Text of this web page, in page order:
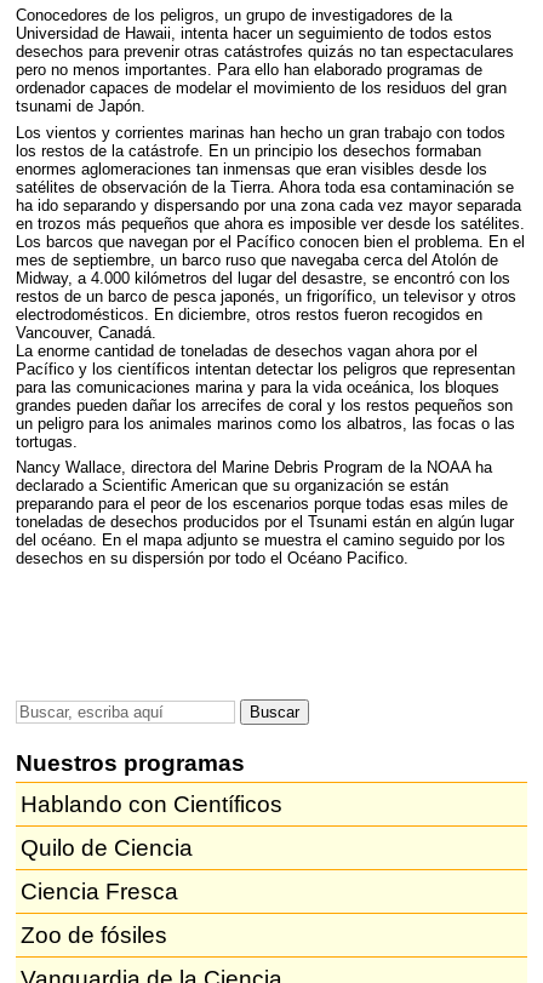
Conocedores de los peligros, un grupo de investigadores de la
Universidad de Hawaii, intenta hacer un seguimiento de todos estos
desechos para prevenir otras catástrofes quizás no tan espectaculares
pero no menos importantes. Para ello han elaborado programas de
ordenador capaces de modelar el movimiento de los residuos del gran
tsunami de Japón.
Los vientos y corrientes marinas han hecho un gran trabajo con todos
los restos de la catástrofe. En un principio los desechos formaban
enormes aglomeraciones tan inmensas que eran visibles desde los
satélites de observación de la Tierra. Ahora toda esa contaminación se
ha ido separando y dispersando por una zona cada vez mayor separada
en trozos más pequeños que ahora es imposible ver desde los satélites.
Los barcos que navegan por el Pacífico conocen bien el problema. En el
mes de septiembre, un barco ruso que navegaba cerca del Atolón de
Midway, a 4.000 kilómetros del lugar del desastre, se encontró con los
restos de un barco de pesca japonés, un frigorífico, un televisor y otros
electrodomésticos. En diciembre, otros restos fueron recogidos en
Vancouver, Canadá.
La enorme cantidad de toneladas de desechos vagan ahora por el
Pacífico y los científicos intentan detectar los peligros que representan
para las comunicaciones marina y para la vida oceánica, los bloques
grandes pueden dañar los arrecifes de coral y los restos pequeños son
un peligro para los animales marinos como los albatros, las focas o las
tortugas.
Nancy Wallace, directora del Marine Debris Program de la NOAAha
declarado a Scientific American que su organización se están
preparando para el peor de los escenarios porque todas esas miles de
toneladas de desechos producidos por el Tsunami están en algún lugar
del océano. En el mapa adjunto se muestra el camino seguido por los
desechos en su dispersión por todo el Océano Pacifico.
Nuestros programas
Hablando con Científicos
Quilo de Ciencia
Ciencia Fresca
Zoo de fósiles